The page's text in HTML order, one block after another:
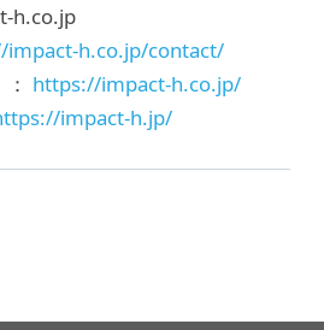
h.co.jp
impact-h.co.jp/contact/
https://impact-h.co.jp/
impact-h.jp/